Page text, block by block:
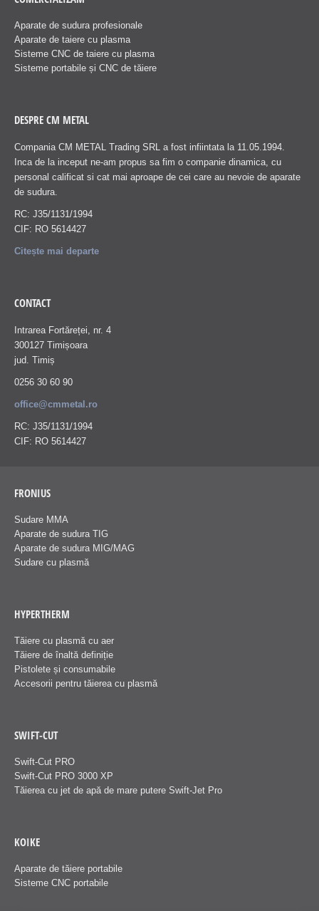
Aparate de sudura profesionale
Aparate de taiere cu plasma
Sisteme CNC de taiere cu plasma
Sisteme portabile și CNC de tăiere
DESPRE CM METAL
Compania CM METAL Trading SRL a fost infiintata la 11.05.1994.
Inca de la inceput ne-am propus sa fim o companie dinamica, cu
personal calificat si cat mai aproape de cei care au nevoie de aparate
de sudura.
RC: J35/1131/1994
CIF: RO 5614427
Citește mai departe
CONTACT
Intrarea Fortăreței, nr. 4
300127 Timișoara
jud. Timiș
0256 30 60 90
office@cmmetal.ro
RC: J35/1131/1994
CIF: RO 5614427
FRONIUS
Sudare MMA
Aparate de sudura TIG
Aparate de sudura MIG/MAG
Sudare cu plasmă
HYPERTHERM
Tăiere cu plasmă cu aer
Tăiere de înaltă definiție
Pistolete și consumabile
Accesorii pentru tăierea cu plasmă
SWIFT-CUT
Swift-Cut PRO
Swift-Cut PRO 3000 XP
Tăierea cu jet de apă de mare putere Swift-Jet Pro
KOIKE
Aparate de tăiere portabile
Sisteme CNC portabile